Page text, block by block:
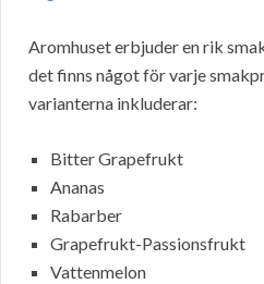
Aromhuset erbjuder en rik
det finns något för varje
varianterna inkluderar:
Bitter Grapefrukt
Ananas
Rabarber
Grapefrukt-Passionsfrukt
Vattenmelon